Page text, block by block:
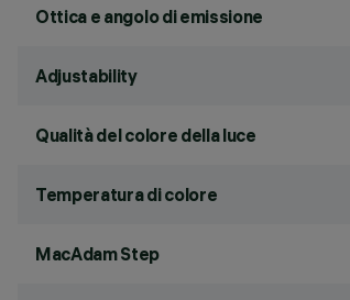
Ottica e angolo di emissione
Adjustability
Qualità del colore della luce
Temperatura di colore
MacAdam Step